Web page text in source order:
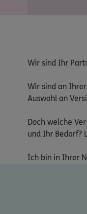
Wir sind Ihr
Wir sind an
Auswahl an
Doch welche
und Ihr Bedarf?
Ich bin in Ihrer